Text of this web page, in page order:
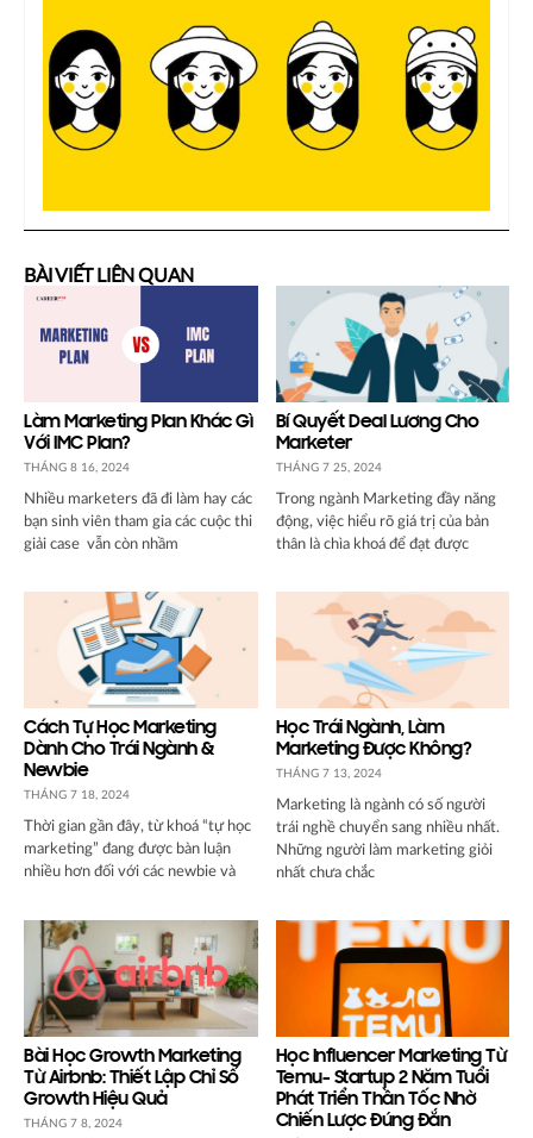
BÀI VIẾT LIÊN QUAN
Làm Marketing Plan Khác Gì
Với IMC Plan?
THÁNG 8 16, 2024
Nhiều marketers đã đi làm hay các
bạn sinh viên tham gia các cuộc thi
giải case vẫn còn nhầm
Bí Quyết Deal Lương Cho
Marketer
THÁNG 7 25, 2024
Trong ngành Marketing đầy năng
động, việc hiểu rõ giá trị của bản
thân là chìa khoá để đạt được
Cách Tự Học Marketing
Dành Cho Trái Ngành &
Newbie
THÁNG 7 18, 2024
Thời gian gần đây, từ khoá “tự học
marketing” đang được bàn luận
nhiều hơn đối với các newbie và
Học Trái Ngành, Làm
Marketing Được Không?
THÁNG 7 13, 2024
Marketing là ngành có số người
trái nghề chuyển sang nhiều nhất.
Những người làm marketing giỏi
nhất chưa chắc
Bài Học Growth Marketing
Từ Airbnb: Thiết Lập Chỉ Số
Growth Hiệu Quả
THÁNG 7 8, 2024
Học Influencer Marketing Từ
Temu- Startup 2 Năm Tuổi
Phát Triển Thần Tốc Nhờ
Chiến Lược Đúng Đắn